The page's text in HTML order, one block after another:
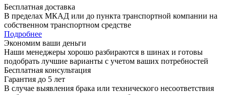
Бесплатная доставка
В пределах МКАД или до пункта транспортной компании на
собственном транспортном средстве
Подробнее
Экономим ваши деньги
Наши менеджеры хорошо разбираются в шинах и готовы
подобрать лучшие варианты с учетом ваших потребностей
Бесплатная консультация
Гарантия до 5 лет
В случае выявления брака или технического несоответствия